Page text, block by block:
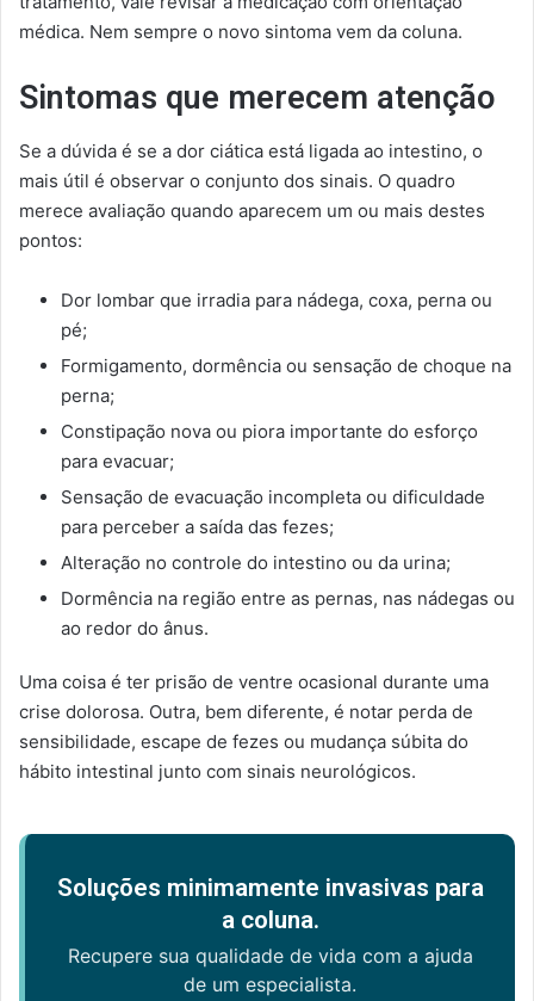
médica. Nem sempre o novo sintoma vem da coluna.
Sintomas que merecem atenção
Se a dúvida é se a dor ciática está ligada ao intestino, o
mais útil é observar o conjunto dos sinais. O quadro
merece avaliação quando aparecem um ou mais destes
pontos:
Dor lombar que irradia para nádega, coxa, perna ou
pé;
Formigamento, dormência ou sensação de choque na
perna;
Constipação nova ou piora importante do esforço
para evacuar;
Sensação de evacuação incompleta ou dificuldade
para perceber a saída das fezes;
Alteração no controle do intestino ou da urina;
Dormência na região entre as pernas, nas nádegas ou
ao redor do ânus.
Uma coisa é ter prisão de ventre ocasional durante uma
crise dolorosa. Outra, bem diferente, é notar perda de
sensibilidade, escape de fezes ou mudança súbita do
hábito intestinal junto com sinais neurológicos.
Soluções minimamente invasivas para
a coluna.
Recupere sua qualidade de vida com a ajuda
de um especialista.